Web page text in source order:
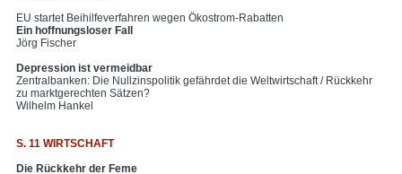
EU startet Beihilfeverfahren wegen Ökostrom-Rabatten
Ein hoffnungsloser Fall
Jörg Fischer
Depression ist vermeidbar
Zentralbanken: Die Nullzinspolitik gefährdet die Weltwirtschaft / Rückkehr
zu marktgerechten Sätzen?
Wilhelm Hankel
S. 11 WIRTSCHAFT
Die Rückkehr der Feme